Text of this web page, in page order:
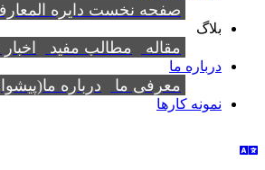
صفحه نخست دایره
بلاگ
مقاله مطالب مفید
درباره ما
معرفی ما درباره
نمونه کارها